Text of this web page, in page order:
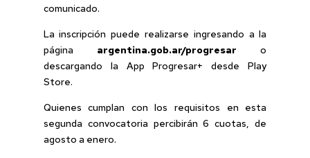
comunicado.
La inscripción puede realizarse ingresando a la
página argentina.gob.ar/progresar o
descargando la App Progresar+ desde Play
Store.
Quienes cumplan con los requisitos en esta
segunda convocatoria percibirán 6 cuotas, de
agosto a enero.